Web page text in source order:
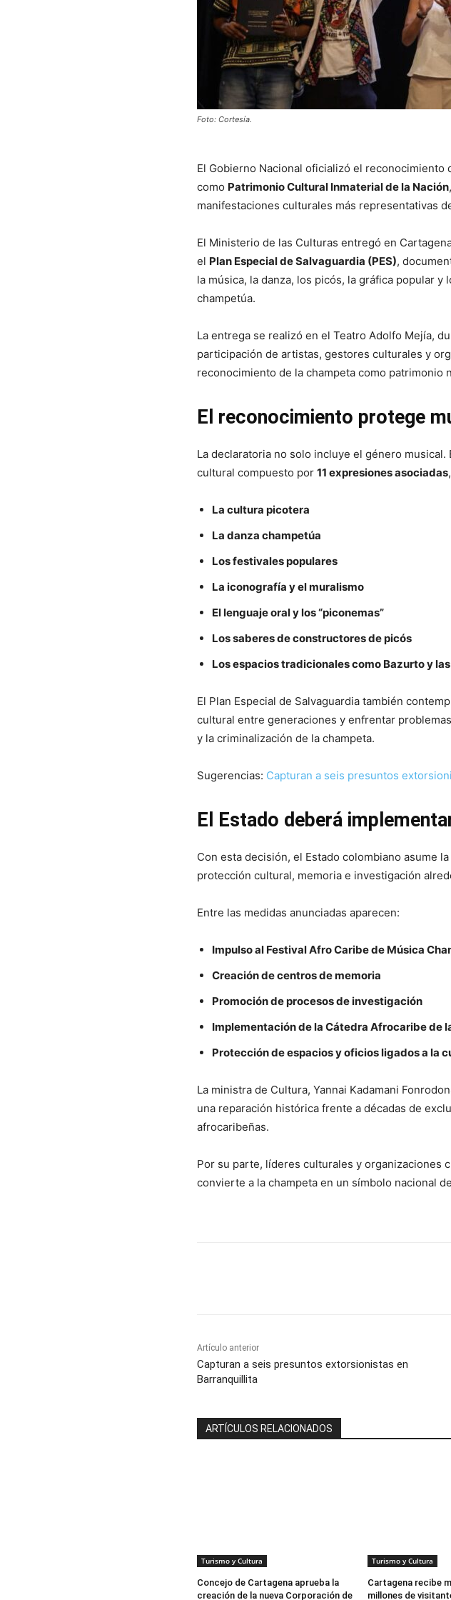
Foto: Cortesía.
El Gobierno Nacional oficializó el reconocimiento
como Patrimonio Cultural Inmaterial de la Nación
manifestaciones culturales más representativas
El Ministerio de las Culturas entregó en
el Plan Especial de Salvaguardia (PES),
la música, la danza, los picós, la gráfica popular
champetúa.
La entrega se realizó en el Teatro Adolfo Mejía,
participación de artistas, gestores culturales y
reconocimiento de la champeta como patrimonio
El reconocimiento protege
La declaratoria no solo incluye el género
cultural compuesto por 11 expresiones asociadas
La cultura picotera
La danza champetúa
Los festivales populares
La iconografía y el muralismo
El lenguaje oral y los “piconemas”
Los saberes de constructores de picós
Los espacios tradicionales como Bazurto y
El Plan Especial de Salvaguardia también
cultural entre generaciones y enfrentar
y la criminalización de la champeta.
Sugerencias: Capturan a seis presuntos
El Estado deberá
Con esta decisión, el Estado colombiano asume
protección cultural, memoria e investigación
Entre las medidas anunciadas aparecen:
Impulso al Festival Afro Caribe de Música
Creación de centros de memoria
Promoción de procesos de investigación
Implementación de la Cátedra Afrocaribe de
Protección de espacios y oficios ligados a la
La ministra de Cultura, Yannai Kadamani
una reparación histórica frente a décadas de
afrocaribeñas.
Por su parte, líderes culturales y organizaciones
convierte a la champeta en un símbolo nacional
Artículo anterior
Capturan a seis presuntos extorsionistas en
Barranquillita
ARTÍCULOS RELACIONADOS
Turismo y Cultura
Concejo de Cartagena aprueba la
creación de la nueva Corporación de
Turismo y Cultura
Cartagena recibe
millones de